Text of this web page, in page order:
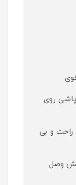
روی
و بی
بهش وصل